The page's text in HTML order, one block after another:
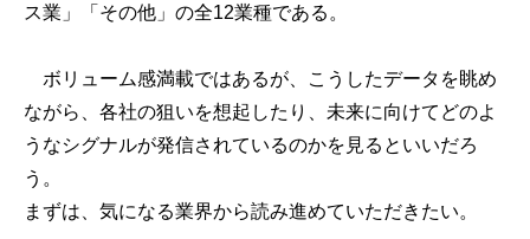
ス業」「その他」の全12業種である。
ボリューム感満載ではあるが、こうしたデータを眺め
ながら、各社の狙いを想起したり、未来に向けてどのよ
うなシグナルが発信されているのかを見るといいだろ
う。
まずは、気になる業界から読み進めていただきたい。